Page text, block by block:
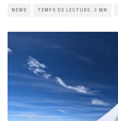
NEWS TEMPS DE LECTURE: 3 MN